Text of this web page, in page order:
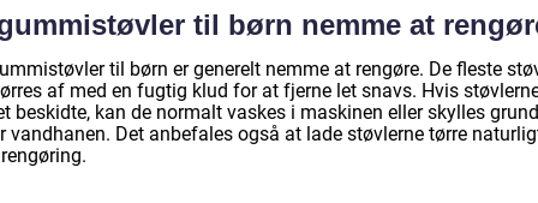
til børn nemme at
til børn er generelt nemme at rengøre. De fleste
af med en fugtig klud for at fjerne let snavs. Hvis
beskidte, kan de normalt vaskes i maskinen eller skylles
vandhanen. Det anbefales også at lade støvlerne tørre